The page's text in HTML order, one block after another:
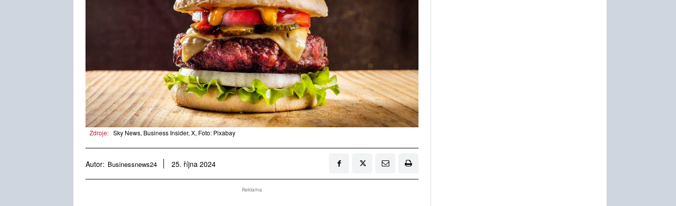
Zdroje: Sky News, Business Insider, X, Foto: Pixabay
Autor: Businessnews24 25. října 2024
Reklama